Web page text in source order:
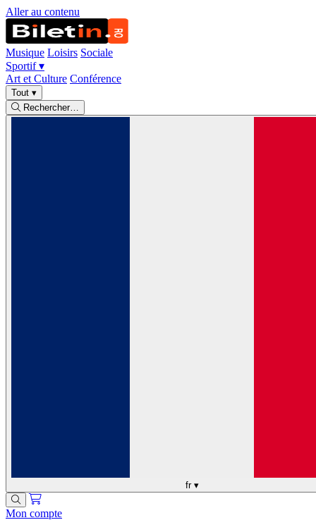
Aller au contenu
Musique Loisirs Sociale
Sportif▾
Art et Culture Conférence
Tout ▾
Rechercher…
fr ▾
Mon compte